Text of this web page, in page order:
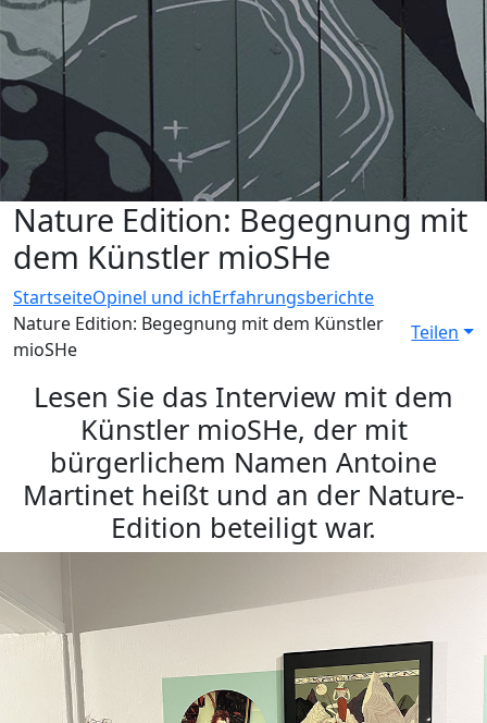
Nature Edition: Begegnung mit
dem Künstler mioSHe
StartseiteOpinel und ichErfahrungsberichte
Nature Edition: Begegnung mit dem Künstler
mioSHe
Teilen
Lesen Sie das Interview mit dem
Künstler mioSHe, der mit
bürgerlichem Namen Antoine
Martinet heißt und an der Nature-
Edition beteiligt war.